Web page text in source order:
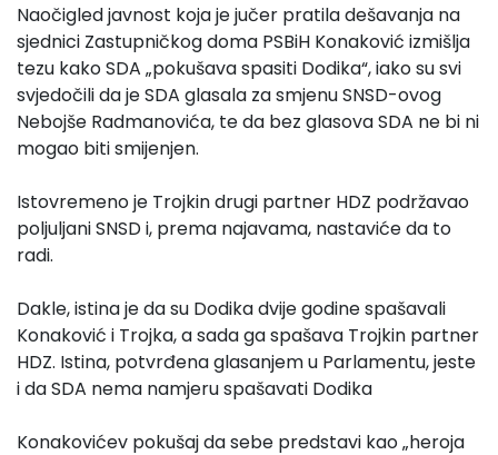
Naočigled javnost koja je jučer pratila dešavanja na
sjednici Zastupničkog doma PSBiH Konaković izmišlja
tezu kako SDA „pokušava spasiti Dodika“, iako su svi
svjedočili da je SDA glasala za smjenu SNSD-ovog
Nebojše Radmanovića, te da bez glasova SDA ne bi ni
mogao biti smijenjen.
Istovremeno je Trojkin drugi partner HDZ podržavao
poljuljani SNSD i, prema najavama, nastaviće da to
radi.
Dakle, istina je da su Dodika dvije godine spašavali
Konaković i Trojka, a sada ga spašava Trojkin partner
HDZ. Istina, potvrđena glasanjem u Parlamentu, jeste
i da SDA nema namjeru spašavati Dodika
Konakovićev pokušaj da sebe predstavi kao „heroja